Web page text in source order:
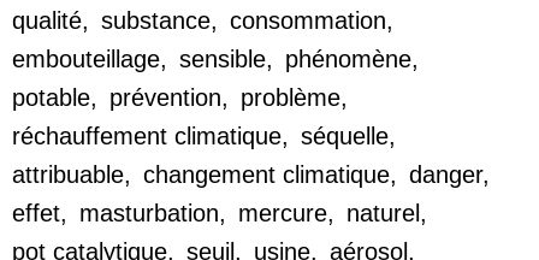
qualité, substance, consommation,
embouteillage, sensible, phénomène,
potable, prévention, problème,
réchauffement climatique, séquelle,
attribuable, changement climatique, danger,
effet, masturbation, mercure, naturel,
pot catalytique, seuil, usine, aérosol,